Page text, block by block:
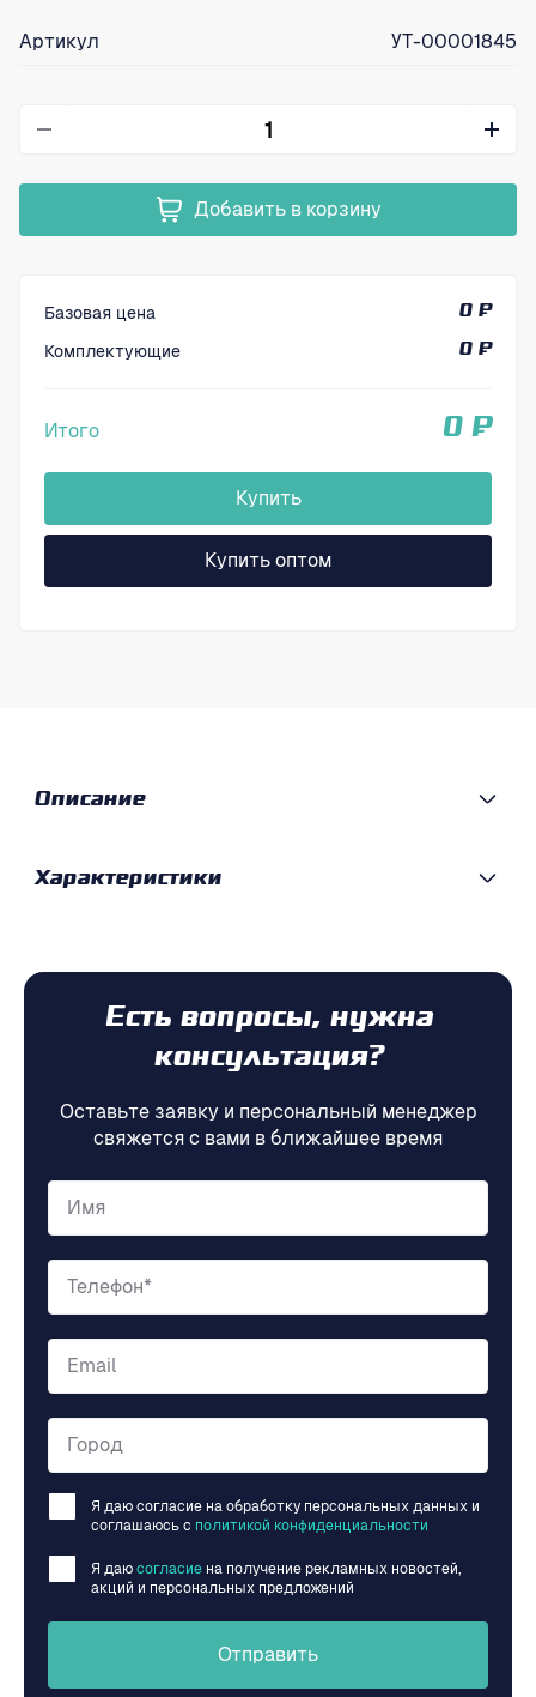
Артикул УТ-00001845
Добавить в корзину
Базовая цена
0 ₽
Комплектующие
0 ₽
Итого 0 ₽
Купить
Купить оптом
Описание
Характеристики
Есть вопросы, нужна
консультация?
Оставьте заявку и персональный менеджер
свяжется с вами в ближайшее время
Имя
Телефон*
Email
Город
Я даю согласие на обработку персональных данных и
соглашаюсь c политикой конфиденциальности
Я даю согласие на получение рекламных новостей,
акций и персональных предложений
Отправить